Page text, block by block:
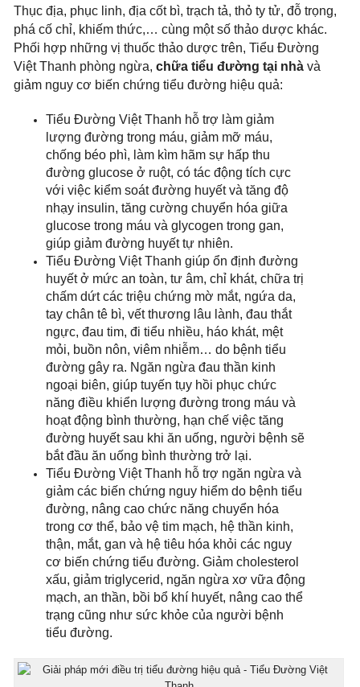
Thục địa, phục linh, địa cốt bì, trạch tả, thỏ ty tử, đỗ trọng,
phá cố chỉ, khiếm thức,… cùng một số thảo dược khác.
Phối hợp những vị thuốc thảo dược trên, Tiểu Đường
Việt Thanh phòng ngừa, chữa tiểu đường tại nhà và
giảm nguy cơ biến chứng tiểu đường hiệu quả:
Tiểu Đường Việt Thanh hỗ trợ làm giảm
lượng đường trong máu, giảm mỡ máu,
chống béo phì, làm kìm hãm sự hấp thu
đường glucose ở ruột, có tác động tích cực
với việc kiểm soát đường huyết và tăng độ
nhạy insulin, tăng cường chuyển hóa giữa
glucose trong máu và glycogen trong gan,
giúp giảm đường huyết tự nhiên.
Tiểu Đường Việt Thanh giúp ổn định đường
huyết ở mức an toàn, tư âm, chỉ khát, chữa trị
chấm dứt các triệu chứng mờ mắt, ngứa da,
tay chân tê bì, vết thương lâu lành, đau thắt
ngực, đau tim, đi tiểu nhiều, háo khát, mệt
mỏi, buồn nôn, viêm nhiễm… do bệnh tiểu
đường gây ra. Ngăn ngừa đau thần kinh
ngoại biên, giúp tuyến tụy hồi phục chức
năng điều khiển lượng đường trong máu và
hoạt động bình thường, hạn chế việc tăng
đường huyết sau khi ăn uống, người bệnh sẽ
bắt đầu ăn uống bình thường trở lại.
Tiểu Đường Việt Thanh hỗ trợ ngăn ngừa và
giảm các biến chứng nguy hiểm do bệnh tiểu
đường, nâng cao chức năng chuyển hóa
trong cơ thể, bảo vệ tim mạch, hệ thần kinh,
thận, mắt, gan và hệ tiêu hóa khỏi các nguy
cơ biến chứng tiểu đường. Giảm cholesterol
xấu, giảm triglycerid, ngăn ngừa xơ vữa động
mạch, an thần, bồi bổ khí huyết, nâng cao thể
trạng cũng như sức khỏe của người bệnh
tiểu đường.